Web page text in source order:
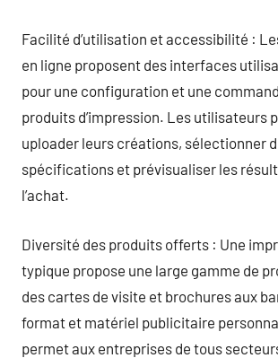
Facilité d’utilisation et accessibilité :
en ligne proposent des interfaces
pour une configuration et une
produits d’impression. Les utilisateurs
uploader leurs créations, sélectionner
spécifications et prévisualiser les
l’achat.
Diversité des produits offerts : Une
typique propose une large gamme de
des cartes de visite et brochures aux
format et matériel publicitaire
permet aux entreprises de tous